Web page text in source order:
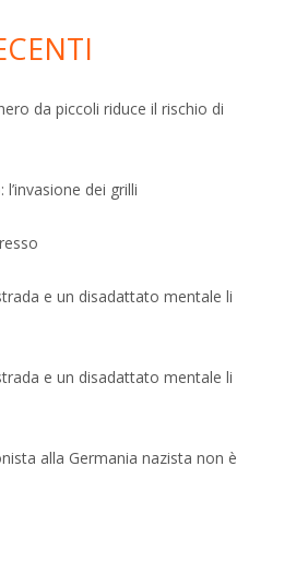
da piccoli riduce il rischio di
dei grilli
e un disadattato mentale li
e un disadattato mentale li
alla Germania nazista non è